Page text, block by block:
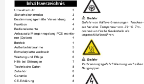
Inhaltsverzeichnis
Umweltschutz
3
Sicherheitshinweise 3
 Gefahr
Bestimmungsgemäße Verwendung 4
Gefahr von Kälteverbrennungen. Trocken-
Funktion 4
eis hat eine Temperatur von -79 °C. Tro-
Bedienelemente 4
ckeneis und kalte Geräteteile nie
Anbausatz Mengenregelung PCS montie-
ungeschützt berühren.
ren (Option)
4
Betrieb
4
Außerbetriebnahme
5
Extruderplatte wechseln 5
Wartung und Pflege 6
 Gefahr
Hilfe bei Störungen 7
Verbrennungsgefahr! Warnung vor heißen
Technische Daten 8 Baugruppen.
Zubehör 8
Garantie 8
CE-Erklärung
8